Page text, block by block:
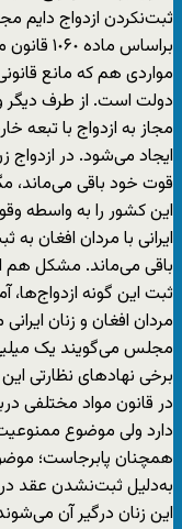
ثبت‌نکردن ازدواج دایم
براساس
مواردی هم که مانع
مجاز به ازدواج با تبعه
ایجاد می‌شود. در ازدواج
قوت خود باقی می‌ماند،
این کشور را به واسطه
ایرانی با مردان افغان
باقی می‌ماند. مشکل هم
ثبت این گونه ازدواج‌ها،
مردان افغان و زنان
مجلس می‌گویند یک‌
در قانون مواد مختلفی
دارد ولی موضوع ممنوعیت
همچنان پابرجاست؛
به‌دلیل ثبت‌نشدن عقد در
این زنان درگیر آن